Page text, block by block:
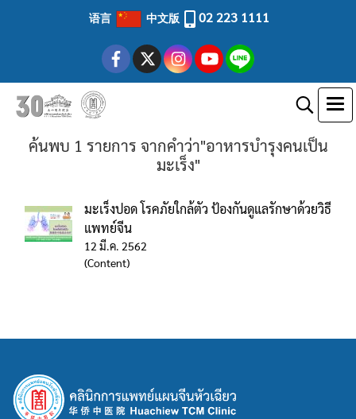
语言 中文版 02 223 1111
ค้นพบ 1 รายการ จากคำว่า"อาหารบำรุงคนเป็น
มะเร็ง"
มะเร็งปอด โรคภัยใกล้ตัว ป้องกันดูแลรักษาด้วยวิธี
แพทย์จีน
12 มี.ค. 2562
(Content)